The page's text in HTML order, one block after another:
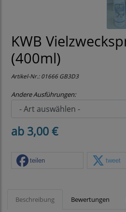
KWB
(400ml)
Artikel-Nr.:01666 GB3D3
Andere Ausführungen:
ab 3,00 €
teilen tweet
Beschreibung Bewertungen